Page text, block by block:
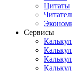
Цитаты
Сервисы